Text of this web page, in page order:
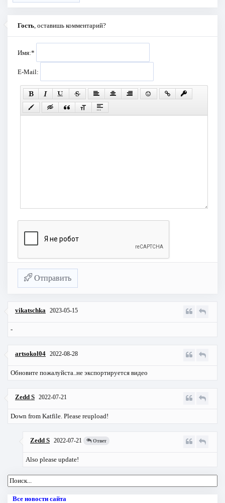
Гость , оставишь комментарий?
Имя:*
E-Mail:
Отправить
vikatschka 2023-05-15
-
artsokol04 2022-08-28
Обновите пожалуйста..не экспортируется видео
Zedd S 2022-07-21
Down from Katfile. Please reupload!
Zedd S 2022-07-21 Ответ
Also please update!
Все новости сайта